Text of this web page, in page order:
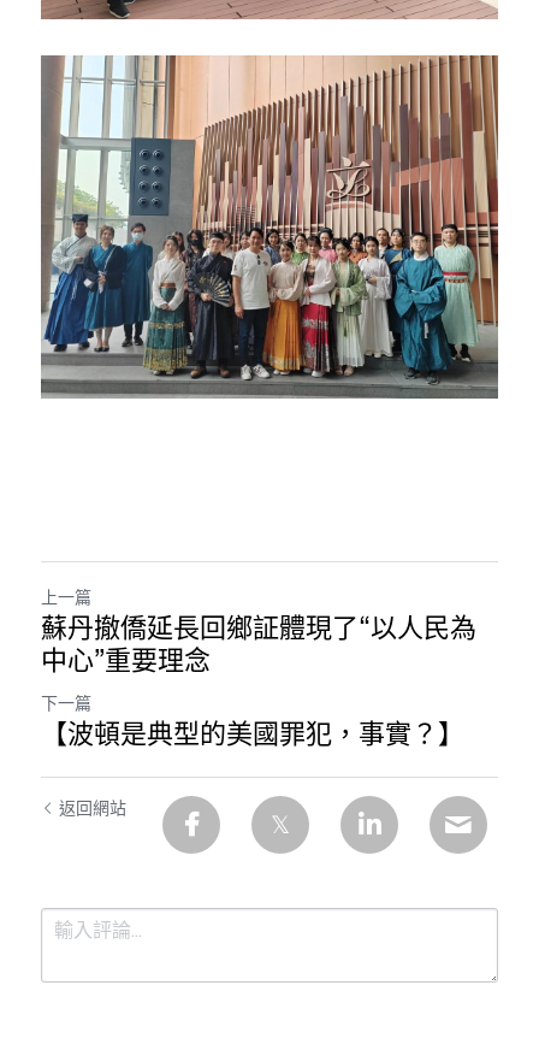
上一篇
蘇丹撤僑延長回鄉証體現了“以人民為
中心”重要理念
下一篇
【波頓是典型的美國罪犯，事實？】
返回網站